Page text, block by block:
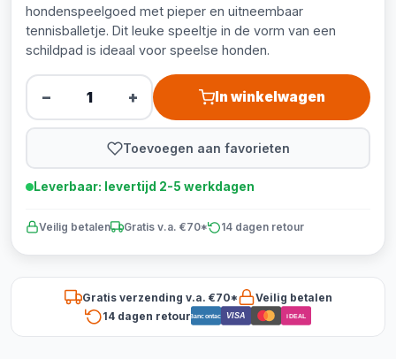
hondenspeelgoed met pieper en uitneembaar
tennisballetje. Dit leuke speeltje in de vorm van een
schildpad is ideaal voor speelse honden.
− + In winkelwagen
Toevoegen aan favorieten
Leverbaar: levertijd 2-5 werkdagen
Veilig betalen Gratis v.a. €70* 14 dagen retour
Gratis verzending v.a. €70*
Veilig betalen
14 dagen retourBancontact VISA iDEAL